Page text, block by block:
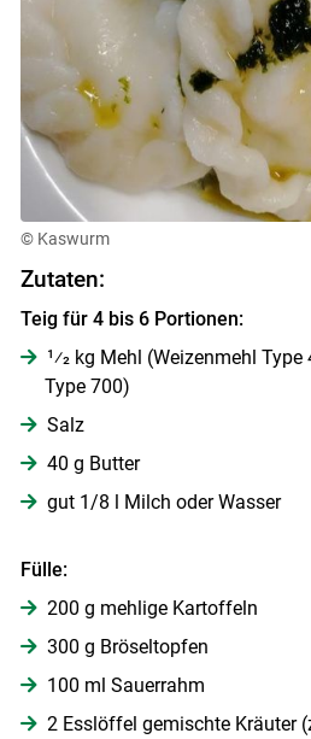
© Kaswurm
Zutaten:
Teig für 4 bis 6 Portionen:
1⁄2 kg Mehl (Weizenmehl
Type 700)
Salz
40 g Butter
gut 1/8 l Milch oder Wasser
Fülle:
200 g mehlige Kartoffeln
300 g Bröseltopfen
100 ml Sauerrahm
2 Esslöffel gemischte Kräuter